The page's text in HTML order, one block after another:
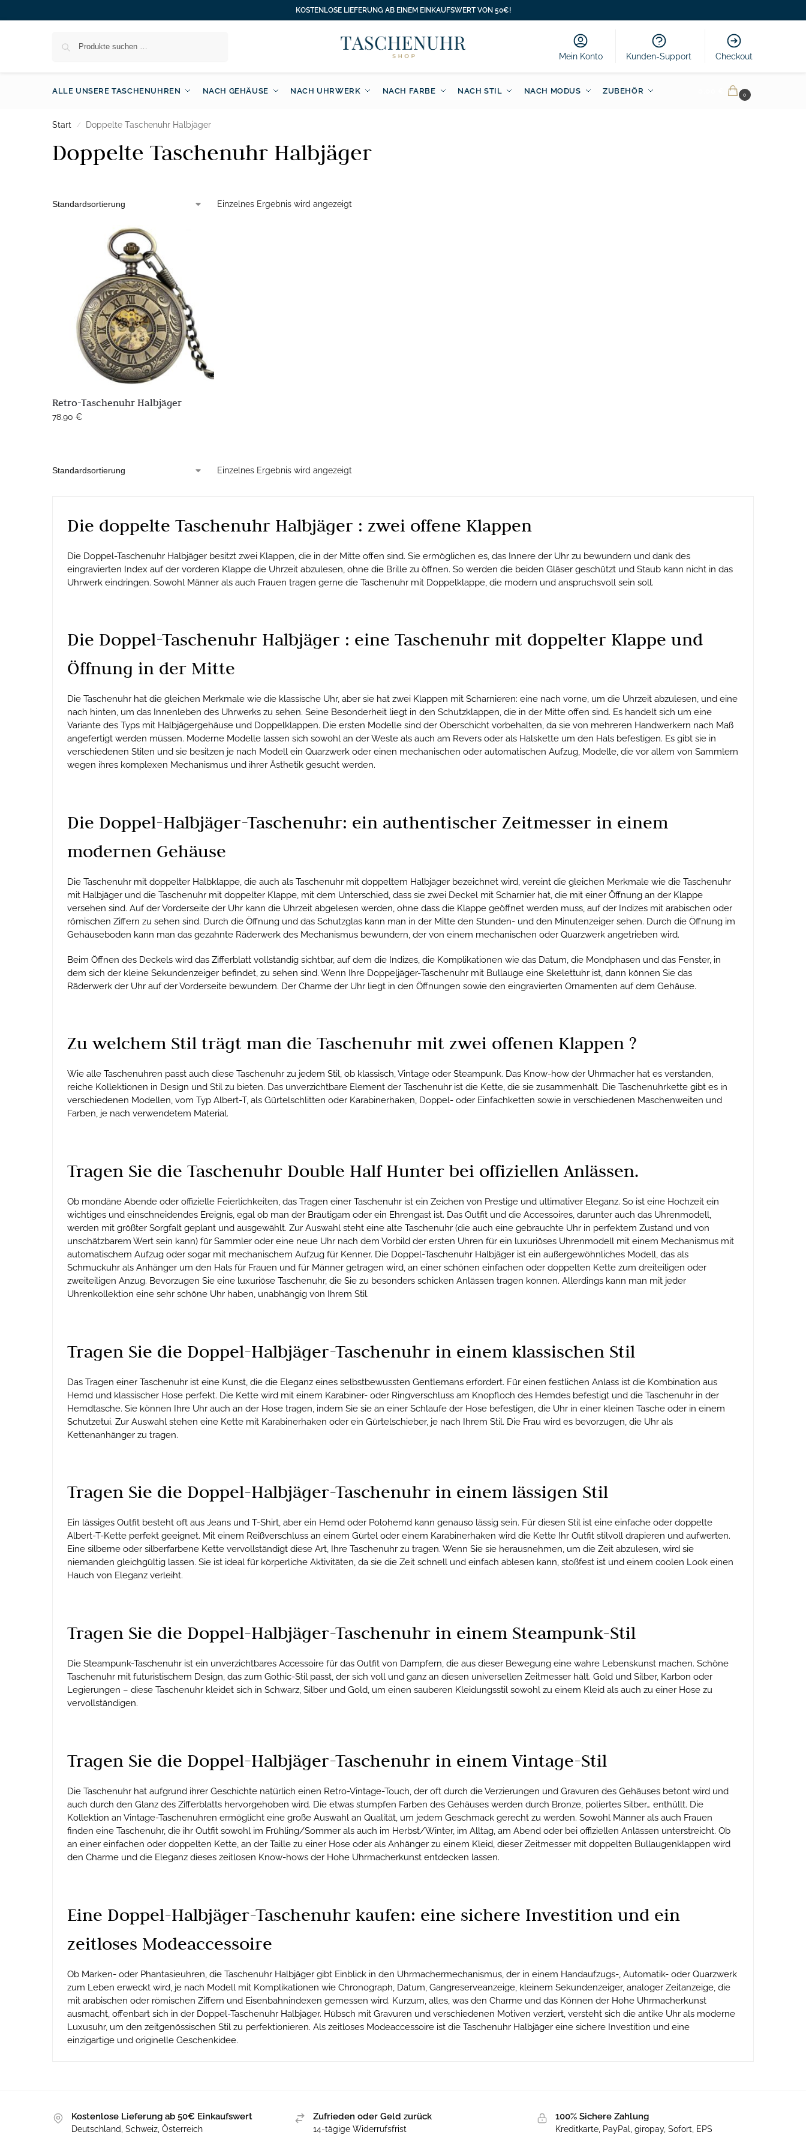
KOSTENLOSE LIEFERUNG AB EINEM EINKAUFSWERT VON 50€!
Mein Konto Kunden-Support Checkout
ALLE UNSERE TASCHENUHREN NACH GEHÄUSE NACH UHRWERK NACH FARBE NACH STIL NACH MODUS ZUBEHÖR 0
Start / Doppelte Taschenuhr Halbjäger
Doppelte Taschenuhr Halbjäger
Einzelnes Ergebnis wird angezeigt
Retro-Taschenuhr Halbjäger
78.90 €
Einzelnes Ergebnis wird angezeigt
Die doppelte Taschenuhr Halbjäger : zwei offene Klappen
Die Doppel-Taschenuhr Halbjäger besitzt zwei Klappen, die in der Mitte offen sind. Sie ermöglichen es, das Innere der Uhr zu bewundern und dank des
eingravierten Index auf der vorderen Klappe die Uhrzeit abzulesen, ohne die Brille zu öffnen. So werden die beiden Gläser geschützt und Staub kann nicht in das
Uhrwerk eindringen. Sowohl Männer als auch Frauen tragen gerne die Taschenuhr mit Doppelklappe, die modern und anspruchsvoll sein soll.
Die Doppel-Taschenuhr Halbjäger : eine Taschenuhr mit doppelter Klappe und
Öffnung in der Mitte
Die Taschenuhr hat die gleichen Merkmale wie die klassische Uhr, aber sie hat zwei Klappen mit Scharnieren: eine nach vorne, um die Uhrzeit abzulesen, und eine
nach hinten, um das Innenleben des Uhrwerks zu sehen. Seine Besonderheit liegt in den Schutzklappen, die in der Mitte offen sind. Es handelt sich um eine
Variante des Typs mit Halbjägergehäuse und Doppelklappen. Die ersten Modelle sind der Oberschicht vorbehalten, da sie von mehreren Handwerkern nach Maß
angefertigt werden müssen. Moderne Modelle lassen sich sowohl an der Weste als auch am Revers oder als Halskette um den Hals befestigen. Es gibt sie in
verschiedenen Stilen und sie besitzen je nach Modell ein Quarzwerk oder einen mechanischen oder automatischen Aufzug, Modelle, die vor allem von Sammlern
wegen ihres komplexen Mechanismus und ihrer Ästhetik gesucht werden.
Die Doppel-Halbjäger-Taschenuhr: ein authentischer Zeitmesser in einem
modernen Gehäuse
Die Taschenuhr mit doppelter Halbklappe, die auch als Taschenuhr mit doppeltem Halbjäger bezeichnet wird, vereint die gleichen Merkmale wie die Taschenuhr
mit Halbjäger und die Taschenuhr mit doppelter Klappe, mit dem Unterschied, dass sie zwei Deckel mit Scharnier hat, die mit einer Öffnung an der Klappe
versehen sind. Auf der Vorderseite der Uhr kann die Uhrzeit abgelesen werden, ohne dass die Klappe geöffnet werden muss, auf der Indizes mit arabischen oder
römischen Ziffern zu sehen sind. Durch die Öffnung und das Schutzglas kann man in der Mitte den Stunden- und den Minutenzeiger sehen. Durch die Öffnung im
Gehäuseboden kann man das gezahnte Räderwerk des Mechanismus bewundern, der von einem mechanischen oder Quarzwerk angetrieben wird.
Beim Öffnen des Deckels wird das Zifferblatt vollständig sichtbar, auf dem die Indizes, die Komplikationen wie das Datum, die Mondphasen und das Fenster, in
dem sich der kleine Sekundenzeiger befindet, zu sehen sind. Wenn Ihre Doppeljäger-Taschenuhr mit Bullauge eine Skelettuhr ist, dann können Sie das
Räderwerk der Uhr auf der Vorderseite bewundern. Der Charme der Uhr liegt in den Öffnungen sowie den eingravierten Ornamenten auf dem Gehäuse.
Zu welchem Stil trägt man die Taschenuhr mit zwei offenen Klappen ?
Wie alle Taschenuhren passt auch diese Taschenuhr zu jedem Stil, ob klassisch, Vintage oder Steampunk. Das Know-how der Uhrmacher hat es verstanden,
reiche Kollektionen in Design und Stil zu bieten. Das unverzichtbare Element der Taschenuhr ist die Kette, die sie zusammenhält. Die Taschenuhrkette gibt es in
verschiedenen Modellen, vom Typ Albert-T, als Gürtelschlitten oder Karabinerhaken, Doppel- oder Einfachketten sowie in verschiedenen Maschenweiten und
Farben, je nach verwendetem Material.
Tragen Sie die Taschenuhr Double Half Hunter bei offiziellen Anlässen.
Ob mondäne Abende oder offizielle Feierlichkeiten, das Tragen einer Taschenuhr ist ein Zeichen von Prestige und ultimativer Eleganz. So ist eine Hochzeit ein
wichtiges und einschneidendes Ereignis, egal ob man der Bräutigam oder ein Ehrengast ist. Das Outfit und die Accessoires, darunter auch das Uhrenmodell,
werden mit größter Sorgfalt geplant und ausgewählt. Zur Auswahl steht eine alte Taschenuhr (die auch eine gebrauchte Uhr in perfektem Zustand und von
unschätzbarem Wert sein kann) für Sammler oder eine neue Uhr nach dem Vorbild der ersten Uhren für ein luxuriöses Uhrenmodell mit einem Mechanismus mit
automatischem Aufzug oder sogar mit mechanischem Aufzug für Kenner. Die Doppel-Taschenuhr Halbjäger ist ein außergewöhnliches Modell, das als
Schmuckuhr als Anhänger um den Hals für Frauen und für Männer getragen wird, an einer schönen einfachen oder doppelten Kette zum dreiteiligen oder
zweiteiligen Anzug. Bevorzugen Sie eine luxuriöse Taschenuhr, die Sie zu besonders schicken Anlässen tragen können. Allerdings kann man mit jeder
Uhrenkollektion eine sehr schöne Uhr haben, unabhängig von Ihrem Stil.
Tragen Sie die Doppel-Halbjäger-Taschenuhr in einem klassischen Stil
Das Tragen einer Taschenuhr ist eine Kunst, die die Eleganz eines selbstbewussten Gentlemans erfordert. Für einen festlichen Anlass ist die Kombination aus
Hemd und klassischer Hose perfekt. Die Kette wird mit einem Karabiner- oder Ringverschluss am Knopfloch des Hemdes befestigt und die Taschenuhr in der
Hemdtasche. Sie können Ihre Uhr auch an der Hose tragen, indem Sie sie an einer Schlaufe der Hose befestigen, die Uhr in einer kleinen Tasche oder in einem
Schutzetui. Zur Auswahl stehen eine Kette mit Karabinerhaken oder ein Gürtelschieber, je nach Ihrem Stil. Die Frau wird es bevorzugen, die Uhr als
Kettenanhänger zu tragen.
Tragen Sie die Doppel-Halbjäger-Taschenuhr in einem lässigen Stil
Ein lässiges Outfit besteht oft aus Jeans und T-Shirt, aber ein Hemd oder Polohemd kann genauso lässig sein. Für diesen Stil ist eine einfache oder doppelte
Albert-T-Kette perfekt geeignet. Mit einem Reißverschluss an einem Gürtel oder einem Karabinerhaken wird die Kette Ihr Outfit stilvoll drapieren und aufwerten.
Eine silberne oder silberfarbene Kette vervollständigt diese Art, Ihre Taschenuhr zu tragen. Wenn Sie sie herausnehmen, um die Zeit abzulesen, wird sie
niemanden gleichgültig lassen. Sie ist ideal für körperliche Aktivitäten, da sie die Zeit schnell und einfach ablesen kann, stoßfest ist und einem coolen Look einen
Hauch von Eleganz verleiht.
Tragen Sie die Doppel-Halbjäger-Taschenuhr in einem Steampunk-Stil
Die Steampunk-Taschenuhr ist ein unverzichtbares Accessoire für das Outfit von Dampfern, die aus dieser Bewegung eine wahre Lebenskunst machen. Schöne
Taschenuhr mit futuristischem Design, das zum Gothic-Stil passt, der sich voll und ganz an diesen universellen Zeitmesser hält. Gold und Silber, Karbon oder
Legierungen – diese Taschenuhr kleidet sich in Schwarz, Silber und Gold, um einen sauberen Kleidungsstil sowohl zu einem Kleid als auch zu einer Hose zu
vervollständigen.
Tragen Sie die Doppel-Halbjäger-Taschenuhr in einem Vintage-Stil
Die Taschenuhr hat aufgrund ihrer Geschichte natürlich einen Retro-Vintage-Touch, der oft durch die Verzierungen und Gravuren des Gehäuses betont wird und
auch durch den Glanz des Zifferblatts hervorgehoben wird. Die etwas stumpfen Farben des Gehäuses werden durch Bronze, poliertes Silber… enthüllt. Die
Kollektion an Vintage-Taschenuhren ermöglicht eine große Auswahl an Qualität, um jedem Geschmack gerecht zu werden. Sowohl Männer als auch Frauen
finden eine Taschenuhr, die ihr Outfit sowohl im Frühling/Sommer als auch im Herbst/Winter, im Alltag, am Abend oder bei offiziellen Anlässen unterstreicht. Ob
an einer einfachen oder doppelten Kette, an der Taille zu einer Hose oder als Anhänger zu einem Kleid, dieser Zeitmesser mit doppelten Bullaugenklappen wird
den Charme und die Eleganz dieses zeitlosen Know-hows der Hohe Uhrmacherkunst entdecken lassen.
Eine Doppel-Halbjäger-Taschenuhr kaufen: eine sichere Investition und ein
zeitloses Modeaccessoire
Ob Marken- oder Phantasieuhren, die Taschenuhr Halbjäger gibt Einblick in den Uhrmachermechanismus, der in einem Handaufzugs-, Automatik- oder Quarzwerk
zum Leben erweckt wird, je nach Modell mit Komplikationen wie Chronograph, Datum, Gangreserveanzeige, kleinem Sekundenzeiger, analoger Zeitanzeige, die
mit arabischen oder römischen Ziffern und Eisenbahnindexen gemessen wird. Kurzum, alles, was den Charme und das Können der Hohe Uhrmacherkunst
ausmacht, offenbart sich in der Doppel-Taschenuhr Halbjäger. Hübsch mit Gravuren und verschiedenen Motiven verziert, versteht sich die antike Uhr als moderne
Luxusuhr, um den zeitgenössischen Stil zu perfektionieren. Als zeitloses Modeaccessoire ist die Taschenuhr Halbjäger eine sichere Investition und eine
einzigartige und originelle Geschenkidee.
Kostenlose Lieferung ab 50€ Einkaufswert
Deutschland, Schweiz, Österreich
Zufrieden oder Geld zurück
14-tägige Widerrufsfrist
100% Sichere Zahlung
Kreditkarte, PayPal, giropay, Sofort, EPS